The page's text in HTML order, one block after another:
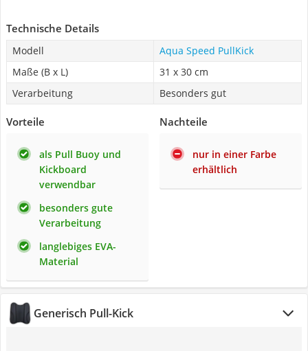
Technische Details
Modell
Aqua Speed PullKick
Maße (B x L)
31 x 30 cm
Verarbeitung
Besonders gut
Vorteile
als Pull Buoy und
Kickboard
verwendbar
besonders gute
Verarbeitung
langlebiges EVA-
Material
Nachteile
nur in einer Farbe
erhältlich
Generisch Pull-Kick